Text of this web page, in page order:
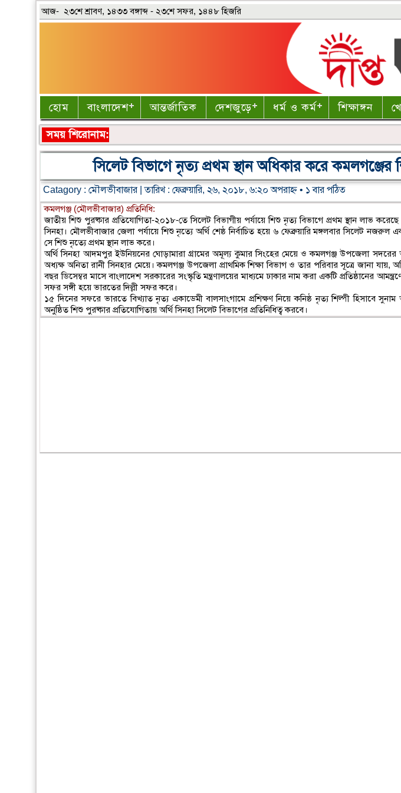
আজ- ২৩শে শ্রাবণ, ১৪৩৩ বঙ্গাব্দ - ২৩শে সফর, ১৪৪৮ হিজরি
হোম বাংলাদেশ আন্তর্জাতিক দেশজুড়ে ধর্ম ও কর্ম শিক্ষাঙ্গন
সময় শিরোনাম:
সিলেট বিভাগে নৃত্য প্রথম স্থান অধিকার করে কমলগঞ্জের
Catagory :মৌলভীবাজার| তারিখ : ফেব্রুয়ারি, ২৬, ২০১৮, ৬:২০ অপরাহ্ণ • ১ বার পঠিত
কমলগঞ্জ (মৌলভীবাজার) প্রতিনিধি:
জাতীয় শিশু পুরষ্কার প্রতিযোগিতা-২০১৮-তে সিলেট বিভাগীয় পর্যায়ে শিশু নৃত্য বিভাগে প্রথম স্থান লাভ
সিনহা। মৌলভীবাজার জেলা পর্যায়ে শিশু নৃত্যে অর্থি শেষ্ঠ নির্বাচিত হয়ে ৬ ফেব্রুয়ারি মঙ্গলবার সিলেট নজরুল
সে শিশু নৃত্যে প্রথম স্থান লাভ করে।
অর্থি সিনহা আদমপুর ইউনিয়নের ঘোড়ামারা গ্রামের অমূল্য কুমার সিংহের মেয়ে ও কমলগঞ্জ উপজেলা সদরের
অধ্যক্ষ অনিতা রানী সিনহার মেয়ে। কমলগঞ্জ উপজেলা প্রাথমিক শিক্ষা বিভাগ ও তার পরিবার সূত্রে জানা যায়,
বছর ডিসেম্বর মাসে বাংলাদেশ সরকারের সংস্কৃতি মন্ত্রণালয়ের মাধ্যমে ঢাকার নাম করা একটি প্রতিষ্ঠানের
সফর সঙ্গী হয়ে ভারতের দিল্লী সফর করে।
১৫ দিনের সফরে ভারতে বিখ্যাত নৃত্য একাডেমী বালসাংগামে প্রশিক্ষণ নিয়ে কনিষ্ঠ নৃত্য শিল্পী হিসাবে
অনুষ্ঠিত শিশু পুরষ্কার প্রতিযোগিতায় অর্থি সিনহা সিলেট বিভাগের প্রতিনিধিত্ব করবে।